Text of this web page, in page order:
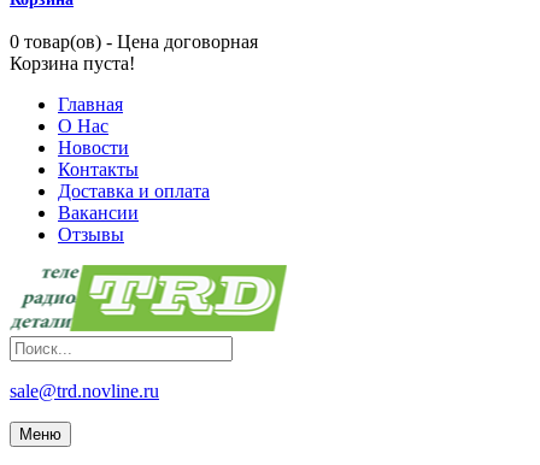
0 товар(ов) - Цена договорная
Корзина пуста!
Главная
О Нас
Новости
Контакты
Доставка и оплата
Вакансии
Отзывы
sale@trd.novline.ru
Меню